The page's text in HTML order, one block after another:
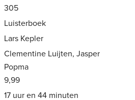
305
Luisterboek
Lars Kepler
Clementine Luijten, Jasper
Popma
9,99
17 uur en 44 minuten